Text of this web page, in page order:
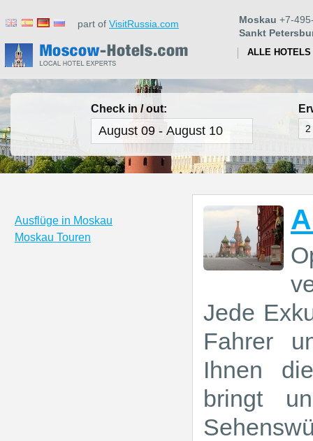
part of VisitRussia.com Moskau +7-
Sankt
ALLE HOTELS
Check in / out:
Ausflüge in Moskau
Moskau Touren
Jede
Fahrer
Ihnen
bringt